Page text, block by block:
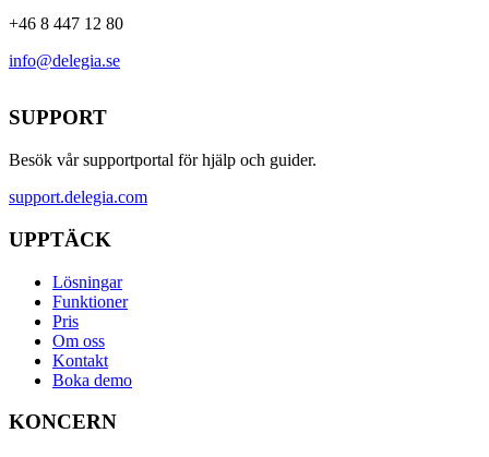
+46 8 447 12 80
info@delegia.se
SUPPORT
Besök vår supportportal för hjälp och guider.
support.delegia.com
UPPTÄCK
Lösningar
Funktioner
Pris
Om oss
Kontakt
Boka demo
KONCERN